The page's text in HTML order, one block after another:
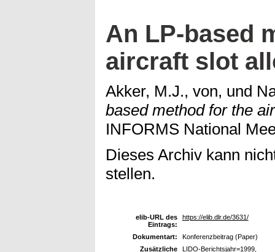
An LP-based
aircraft slot
Akker, M.J., von, und
based method for the
INFORMS National
Dieses Archiv kann
stellen.
elib-URL des
Eintrags:
https://elib.dlr.de/3631/
Dokumentart:
Konferenzbeitrag (Paper)
Zusätzliche
LIDO-Berichtsjahr=1999,